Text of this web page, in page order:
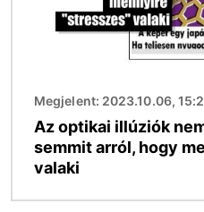
Megjelent: 2023.10.06,
Az optikai illúziók
semmit arról, hogy
valaki